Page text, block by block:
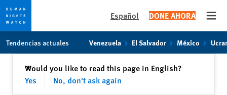
content
Español DONE AHORA
Tendencias actuales Venezuela El Salvador México
Would you like to read this page in English?
Yes
No, don't ask again
✕Cerrar